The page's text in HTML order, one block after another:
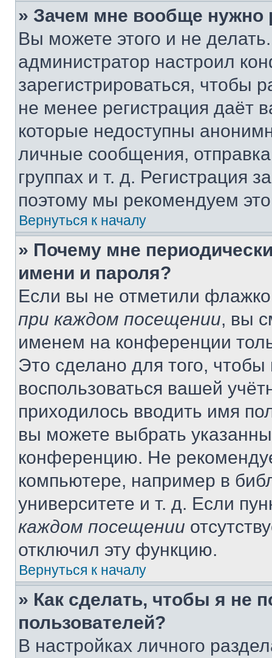
» Зачем мне вообще нужно
Вы можете этого и не
администратор настроил
зарегистрироваться, чтобы
не менее регистрация даёт
которые недоступны
личные сообщения,
группах и т. д. Регистрация
поэтому мы рекомендуем
Вернуться к началу
» Почему мне
имени и пароля?
Если вы не отметили
при каждом посещении, вы
именем на конференции
Это сделано для того, чтобы
воспользоваться вашей
приходилось вводить имя
вы можете выбрать
конференцию. Не
компьютере, например в
университете и т. д. Если
каждом посещении
отключил эту функцию.
Вернуться к началу
» Как сделать, чтобы я не
пользователей?
В настройках личного